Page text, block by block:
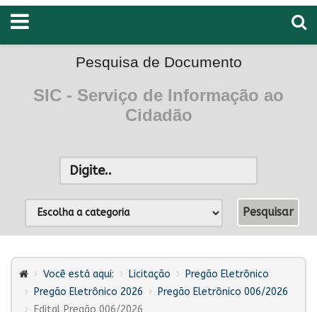
Pesquisa de Documento
SIC - Serviço de Informação ao
Cidadão
Você está aqui: Licitação
Pregão Eletrônico
Pregão Eletrônico 2026
Pregão Eletrônico 006/2026
Edital Pregão 006/2026